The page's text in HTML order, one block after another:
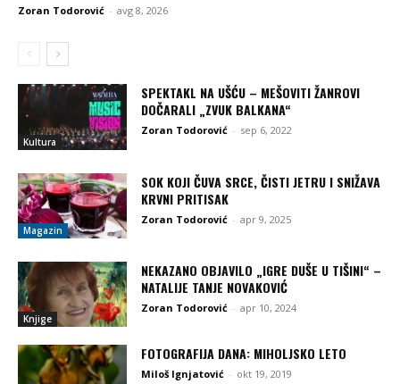
Zoran Todorović - avg 8, 2026
Kultura
SPEKTAKL NA UŠĆU – MEŠOVITI ŽANROVI
DOČARALI „ZVUK BALKANA“
Zoran Todorović - sep 6, 2022
Magazin
SOK KOJI ČUVA SRCE, ČISTI JETRU I SNIŽAVA
KRVNI PRITISAK
Zoran Todorović - apr 9, 2025
Knjige
NEKAZANO OBJAVILO „IGRE DUŠE U TIŠINI“ –
NATALIJE TANJE NOVAKOVIĆ
Zoran Todorović - apr 10, 2024
FOTOGRAFIJA DANA: MIHOLJSKO LETO
Miloš Ignjatović - okt 19, 2019